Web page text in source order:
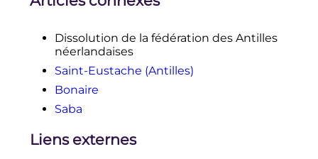
Dissolution de la fédération des Antilles
néerlandaises
Saint-Eustache (Antilles)
Bonaire
Saba
Liens externes